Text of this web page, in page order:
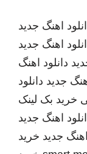
اهنگ جدید
اهنگ جدید
دانلود اهنگ
جدید دانلود
خرید بک لینک
اهنگ جدید
اهنگ جدید خرید